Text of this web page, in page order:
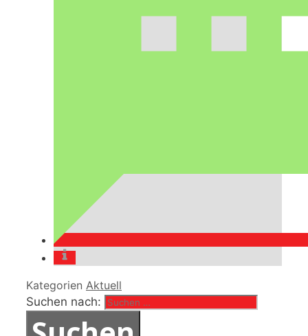
Kategorien Aktuell
Suchen nach: